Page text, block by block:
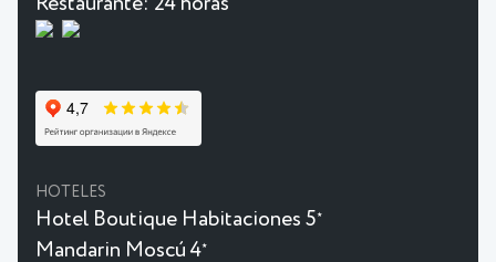
HOTELES
Hotel Boutique Habitaciones 5★
Mandarin Moscú 4★